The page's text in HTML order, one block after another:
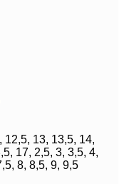
12,5, 13, 13,5, 14,
17, 2,5, 3, 3,5, 4,
8, 8,5, 9, 9,5